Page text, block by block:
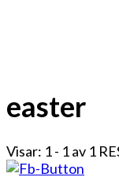
easter
Visar: 1 - 1 av 1